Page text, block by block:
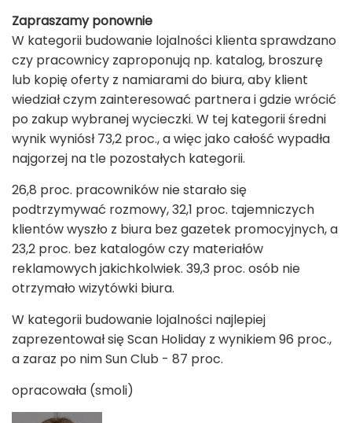
Zapraszamy ponownie
W kategorii budowanie lojalności klienta sprawdzano
czy pracownicy zaproponują np. katalog, broszurę
lub kopię oferty z namiarami do biura, aby klient
wiedział czym zainteresować partnera i gdzie wrócić
po zakup wybranej wycieczki. W tej kategorii średni
wynik wyniósł 73,2 proc., a więc jako całość wypadła
najgorzej na tle pozostałych kategorii.
26,8 proc. pracowników nie starało się
podtrzymywać rozmowy, 32,1 proc. tajemniczych
klientów wyszło z biura bez gazetek promocyjnych, a
23,2 proc. bez katalogów czy materiałów
reklamowych jakichkolwiek. 39,3 proc. osób nie
otrzymało wizytówki biura.
W kategorii budowanie lojalności najlepiej
zaprezentował się Scan Holiday z wynikiem 96 proc.,
a zaraz po nim Sun Club - 87 proc.
opracowała (smoli)